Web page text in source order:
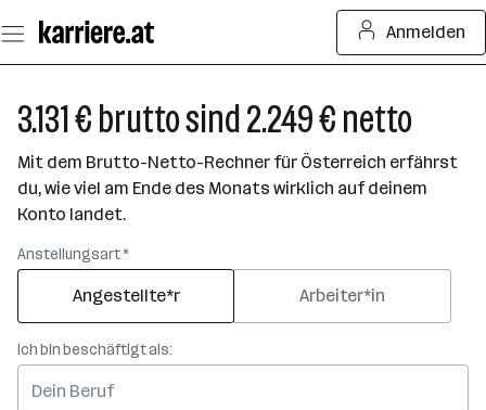
Seiteninhalt
springen
Anmelden
3.131 € brutto sind 2.249 € netto
Mit dem Brutto-Netto-Rechner für Österreich erfährst
du, wie viel am Ende des Monats wirklich auf deinem
Konto landet.
Anstellungsart *
Angestellte*r Arbeiter*in
Ich bin beschäftigt als: